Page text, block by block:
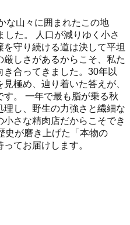
な山々に囲まれたこの地
した。 人口が減りゆく小さ
守り続ける道は決して平坦
しさがあるからこそ、私た
合ってきました。30年以
極め、辿り着いた答えが、
。 一年で最も脂が乗る秋
し、野生の力強さと繊細な
さな精肉店だからこそでき
史が磨き上げた「本物の
てお届けします。